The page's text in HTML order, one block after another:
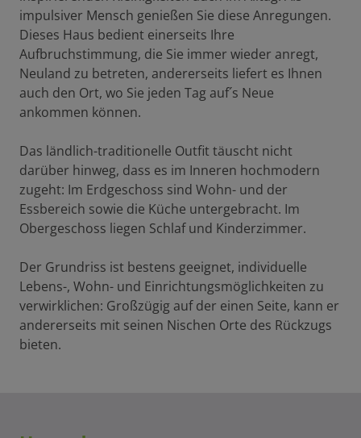
impulsiver Mensch genießen Sie diese Anregungen.
Dieses Haus bedient einerseits Ihre
Aufbruchstimmung, die Sie immer wieder anregt,
Neuland zu betreten, andererseits liefert es Ihnen
auch den Ort, wo Sie jeden Tag auf´s Neue
ankommen können.
Das ländlich-traditionelle Outfit täuscht nicht
darüber hinweg, dass es im Inneren hochmodern
zugeht: Im Erdgeschoss sind Wohn- und der
Essbereich sowie die Küche untergebracht. Im
Obergeschoss liegen Schlaf und Kinderzimmer.
Der Grundriss ist bestens geeignet, individuelle
Lebens-, Wohn- und Einrichtungsmöglichkeiten zu
verwirklichen: Großzügig auf der einen Seite, kann er
andererseits mit seinen Nischen Orte des Rückzugs
bieten.